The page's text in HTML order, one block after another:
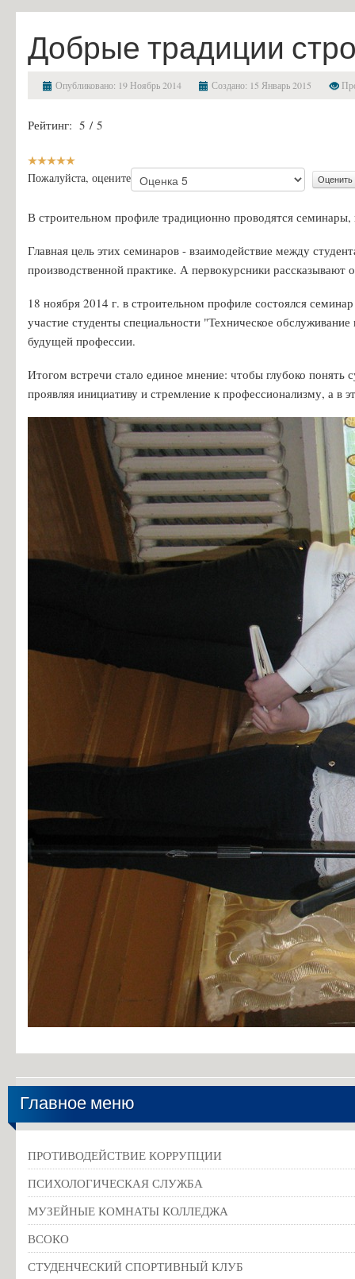
Вакантные места для приема (перевода) обучающихся
Организация питания в образовательной организации
Абитуриенту
Перечень специальностей и профессий и требования к уровню
Приём заявлений в электронной форме
Предварительный медицинский осмотр (обследование)
Конкурс заявлений абитуриентов ГБПОУ «ГК г. СЫЗРАНИ»
Вопросы-ответы
Образовательный кредит с государственной поддержкой
Основание для представления льгот
Особенности приема иностранных граждан
Заочное обучение
Дополнительное профессиональное образование
Информация об организации ежедневных «входных фильтров»
Информация об общежитиях
Заочное отделение
Информация о закреплении за каждой группой отдельного
Памятки по безопасности
Добрые традиции
Опубликовано: 19 Ноябрь 2014 Создано: 15 Январь 2015
Рейтинг: 5 / 5
Пожалуйста, оцените
В строительном профиле традиционно проводятся
Главная цель этих семинаров - взаимодействие между
производственной практике. А первокурсники рассказывают
18 ноября 2014 г. в строительном профиле состоялся
участие студенты специальности "Техническое
будущей профессии.
Итогом встречи стало единое мнение: чтобы глубоко
проявляя инициативу и стремление к профессионализму, а
Главное меню
ПРОТИВОДЕЙСТВИЕ КОРРУПЦИИ
ПСИХОЛОГИЧЕСКАЯ СЛУЖБА
МУЗЕЙНЫЕ КОМНАТЫ КОЛЛЕДЖА
ВСОКО
СТУДЕНЧЕСКИЙ СПОРТИВНЫЙ КЛУБ